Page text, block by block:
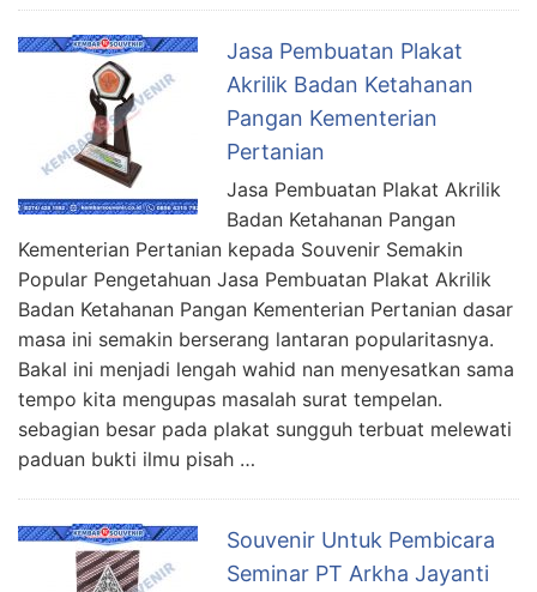
Jasa Pembuatan Plakat
Akrilik Badan Ketahanan
Pangan Kementerian
Pertanian
Jasa Pembuatan Plakat Akrilik
Badan Ketahanan Pangan
Kementerian Pertanian kepada Souvenir Semakin
Popular Pengetahuan Jasa Pembuatan Plakat Akrilik
Badan Ketahanan Pangan Kementerian Pertanian dasar
masa ini semakin berserang lantaran popularitasnya.
Bakal ini menjadi lengah wahid nan menyesatkan sama
tempo kita mengupas masalah surat tempelan.
sebagian besar pada plakat sungguh terbuat melewati
paduan bukti ilmu pisah …
Souvenir Untuk Pembicara
Seminar PT Arkha Jayanti